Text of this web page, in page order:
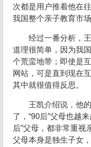
次都是用户推着他在
我国整个亲子教育市
经过一番分析，
道理很简单，因为我
个荒蛮地带；即使是
网站，可是直到现在
其中就很值得反思。
王凯介绍说，他
了，“90后”父母也越
后”父母，都非常重视
父母本身是独生子女